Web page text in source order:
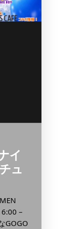
イ
ュ
–
GOGO